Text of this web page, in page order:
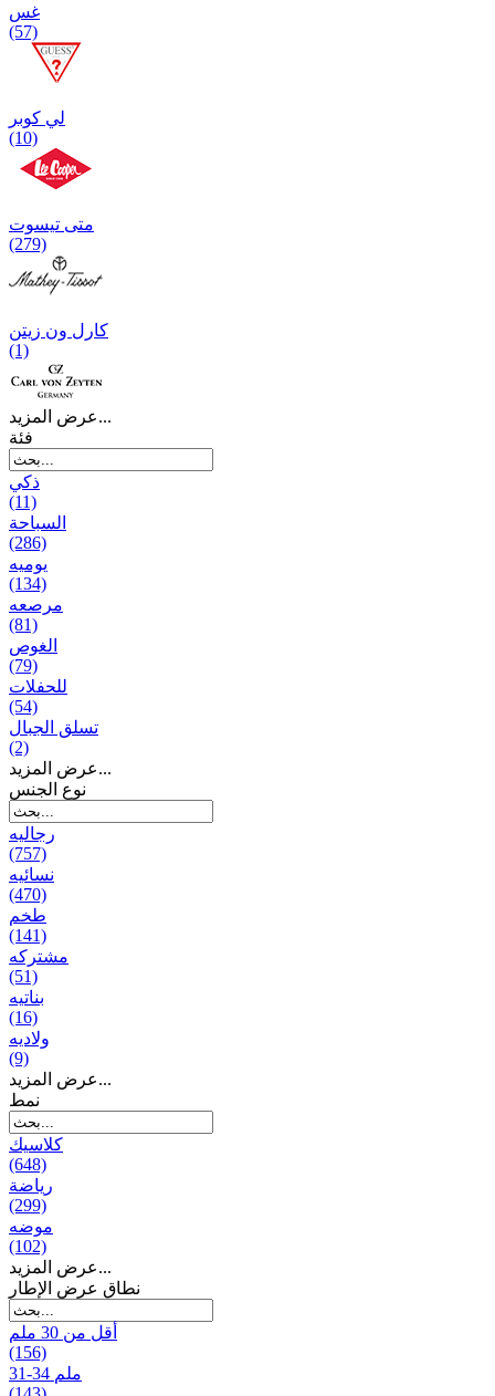
غس
(57)
لي كوبر
(10)
متی تیسوت
(279)
کارل ون زیتن
(1)
عرض المزيد...
فئة
ذكي
(11)
السباحة
(286)
يومیه
(134)
مرصعه
(81)
الغوص
(79)
للحفلات
(54)
تسلق الجبال
(2)
عرض المزيد...
نوع الجنس
رجالیه
(757)
نسائیه
(470)
طخم
(141)
مشتركه
(51)
بناتیه
(16)
ولادیه
(9)
عرض المزيد...
نمط
كلاسيك
(648)
رياضة
(299)
موضه
(102)
عرض المزيد...
نطاق عرض الإطار
أقل من 30 ملم
(156)
31-34 ملم